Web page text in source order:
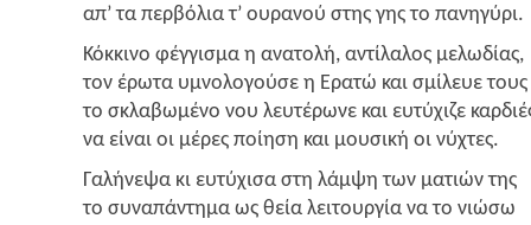
απ’ τα περ­βό­λια τ’ ουρα­νού στης γης το πανηγύρι.
Κόκ­κι­νο φέγ­γι­σμα η ανα­το­λή, αντί­λα­λος μελω­δί­ας,
τον έρω­τα υμνο­λο­γού­σε η Ερα­τώ και σμί­λευε
το σκλα­βω­μέ­νο νου λευ­τέ­ρω­νε και ευτύ­χι­ζε
να είναι οι μέρες ποί­η­ση και μου­σι­κή οι νύχτες.
Γαλή­νε­ψα κι ευτύ­χι­σα στη λάμ­ψη των ματιών της
το συνα­πά­ντη­μα ως θεία λει­τουρ­γία να το νιώ­σω